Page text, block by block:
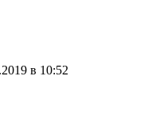
в 10:52